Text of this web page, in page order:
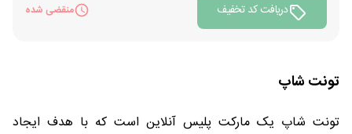
دریافت کد تخفیف منقضی شده
تونت شاپ
تونت شاپ یک مارکت پلیس آنلاین است که با هدف ایجاد